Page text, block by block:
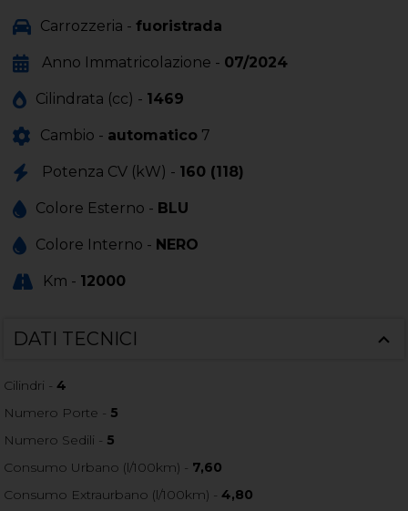
Carrozzeria -fuoristrada
Anno Immatricolazione - 07/2024
Cilindrata (cc) - 1469
Cambio - automatico 7
Potenza CV (kW) - 160 (118)
Colore Esterno - BLU
Colore Interno - NERO
Km - 12000
DATI TECNICI
Cilindri -4
Numero Porte - 5
Numero Sedili - 5
Consumo Urbano (l/100km) - 7,60
Consumo Extraurbano (l/100km) -4,80